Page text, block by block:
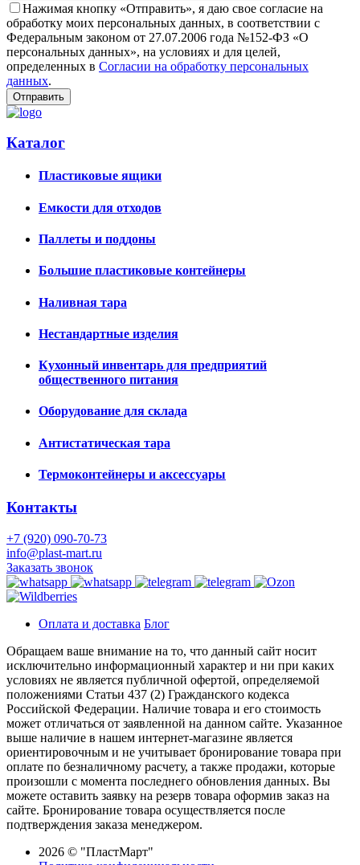
Нажимая кнопку «Отправить», я даю свое согласие на
обработку моих персональных данных, в соответствии с
Федеральным законом от 27.07.2006 года №152-ФЗ «О
персональных данных», на условиях и для целей,
определенных в Согласии на обработку персональных
данных.
Каталог
Пластиковые ящики
Емкости для отходов
Паллеты и поддоны
Большие пластиковые контейнеры
Наливная тара
Нестандартные изделия
Кухонный инвентарь для предприятий
общественного питания
Оборудование для склада
Антистатическая тара
Термоконтейнеры и аксессуары
Контакты
+7 (920) 090-70-73
info@plast-mart.ru
Заказать звонок
Оплата и доставка Блог
Обращаем ваше внимание на то, что данный сайт носит
исключительно информационный характер и ни при каких
условиях не является публичной офертой, определяемой
положениями Статьи 437 (2) Гражданского кодекса
Российской Федерации. Наличие товара и его стоимость
может отличаться от заявленной на данном сайте. Указанное
выше наличие в нашем интернет-магазине является
ориентировочным и не учитывает бронирование товара при
оплате по безналичному расчету, а также продажи, которые
произошли с момента последнего обновления данных. Вы
можете оставить заявку на резерв товара оформив заказ на
сайте. Бронирование товара осуществляется после
подтверждения заказа менеджером.
2026 © "ПластМарт"